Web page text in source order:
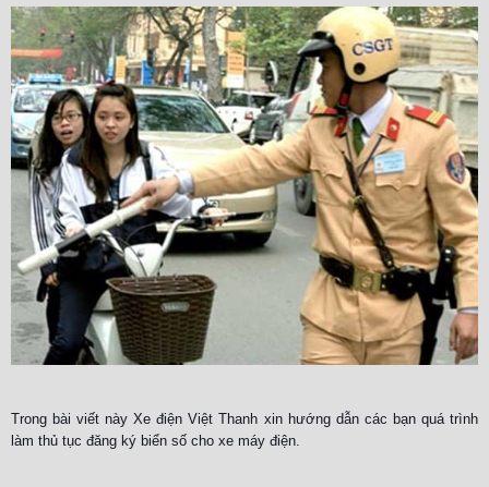
Trong bài viết này Xe điện Việt Thanh xin hướng dẫn các bạn quá trình
làm thủ tục đăng ký biển số cho xe máy điện.